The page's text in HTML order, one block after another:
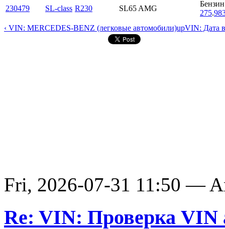
230479 SL-class R230 SL65 AMG
Бензин
275.
‹ VIN: MERCEDES-BENZ (легковые автомобили)upVIN: Дата
Fri, 2026-07-31 11:50 —
Re: VIN: Проверка VIN